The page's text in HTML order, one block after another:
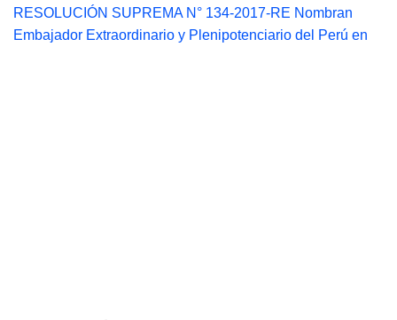
RESOLUCIÓN SUPREMA N° 134-2017-RE Nombran
Embajador Extraordinario y Plenipotenciario del Perú en